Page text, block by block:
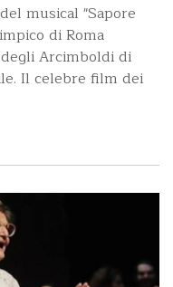
musical "Sapore
di Roma
Arcimboldi di
Il celebre film dei